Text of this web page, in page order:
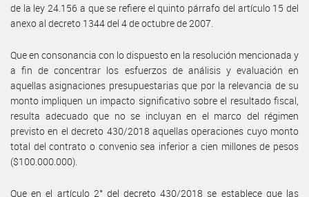
de la ley 24.156 a que se refiere el quinto párrafo del artículo 15 del
anexo al decreto 1344 del 4 de octubre de 2007.
Que en consonancia con lo dispuesto en la resolución mencionada y
a fin de concentrar los esfuerzos de análisis y evaluación en
aquellas asignaciones presupuestarias que por la relevancia de su
monto impliquen un impacto significativo sobre el resultado fiscal,
resulta adecuado que no se incluyan en el marco del régimen
previsto en el decreto 430/2018 aquellas operaciones cuyo monto
total del contrato o convenio sea inferior a cien millones de pesos
($100.000.000).
Que en el artículo 2° del decreto 430/2018 se establece que las